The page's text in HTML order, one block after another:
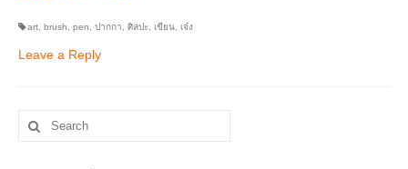
art brush pen ปากกา ศิลปะ เขียน เจ๋ง
Leave a Reply
Search
for: